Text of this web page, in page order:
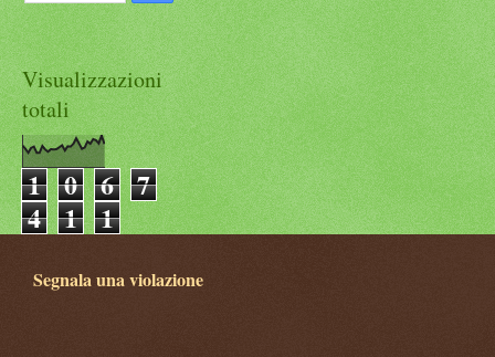
Visualizzazioni
totali
1 0 6 7
4 1 1
Segnala una violazione